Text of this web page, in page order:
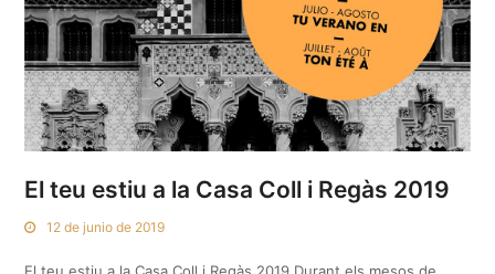
El teu estiu a la Casa Coll i Regàs 2019
12 de junio de 2019
El teu estiu a la Casa Coll i Regàs 2019 Durant els mesos de